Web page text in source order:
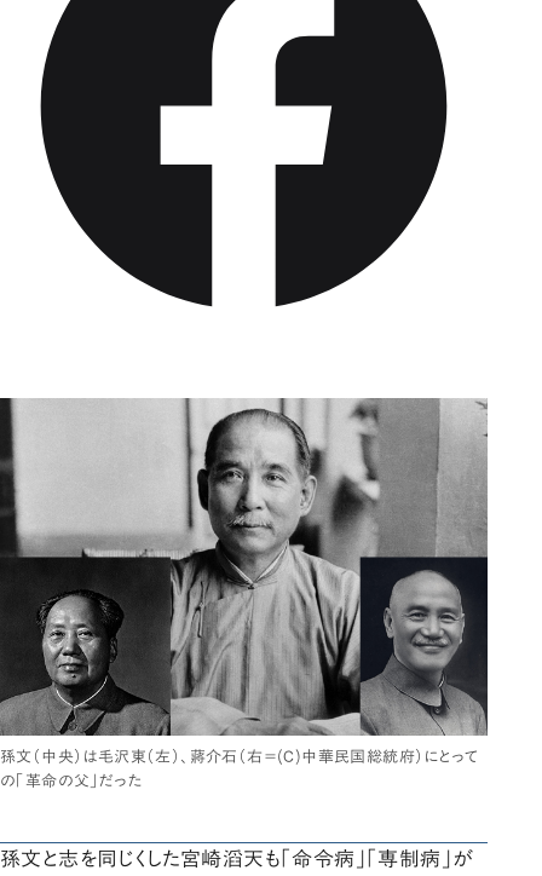
孫文（中央）は毛沢東（左）、蔣介石（右＝(C)中華民国総統府）にとって
の「革命の父」だった
孫文と志を同じくした宮崎滔天も「命令病」「専制病」が